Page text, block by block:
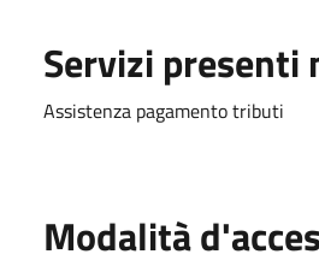
Servizi presenti
Assistenza pagamento tributi
Modalità